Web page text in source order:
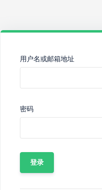
用户名或邮箱地址
密码